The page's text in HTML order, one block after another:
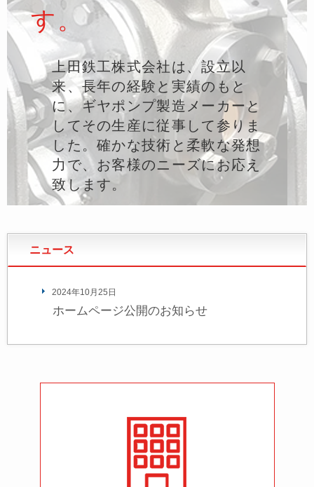
す。
上田鉄工株式会社は、設立以
来、長年の経験と実績のもと
に、ギヤポンプ製造メーカーと
してその生産に従事して参りま
した。確かな技術と柔軟な発想
力で、お客様のニーズにお応え
致します。
ニュース
2024年10月25日
ホームページ公開のお知らせ